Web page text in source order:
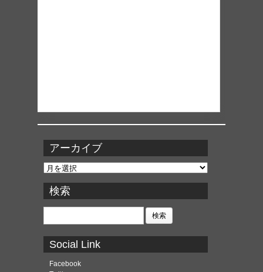
アーカイブ
ア
カ
イ
ブ
検索
検
Social Link
Facebook